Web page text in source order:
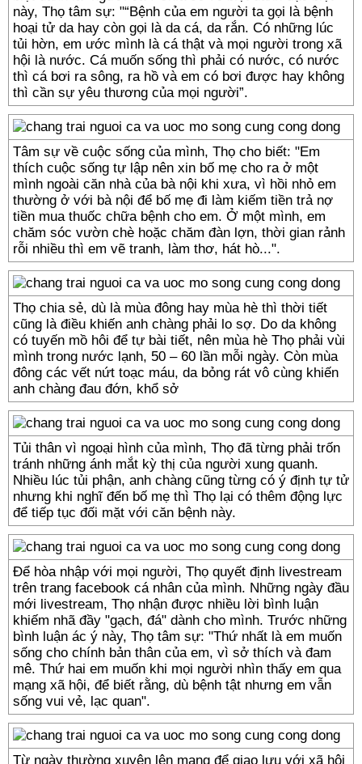
này, Thọ tâm sự: "“Bệnh của em người ta gọi là bệnh
hoại tử da hay còn gọi là da cá, da rắn. Có những lúc
tủi hờn, em ước mình là cá thật và mọi người trong xã
hội là nước. Cá muốn sống thì phải có nước, có nước
thì cá bơi ra sông, ra hồ và em có bơi được hay không
thì cần sự yêu thương của mọi người”.
Tâm sự về cuộc sống của mình, Thọ cho biết: "Em
thích cuộc sống tự lập nên xin bố mẹ cho ra ở một
mình ngoài căn nhà của bà nội khi xưa, vì hồi nhỏ em
thường ở với bà nội để bố mẹ đi làm kiếm tiền trả nợ
tiền mua thuốc chữa bệnh cho em. Ở một mình, em
chăm sóc vườn chè hoặc chăm đàn lợn, thời gian rảnh
rỗi nhiều thì em vẽ tranh, làm thơ, hát hò...".
Thọ chia sẻ, dù là mùa đông hay mùa hè thì thời tiết
cũng là điều khiến anh chàng phải lo sợ. Do da không
có tuyến mồ hôi để tự bài tiết, nên mùa hè Thọ phải vùi
mình trong nước lạnh, 50 – 60 lần mỗi ngày. Còn mùa
đông các vết nứt toạc máu, da bỏng rát vô cùng khiến
anh chàng đau đớn, khổ sở
Tủi thân vì ngoại hình của mình, Thọ đã từng phải trốn
tránh những ánh mắt kỳ thị của người xung quanh.
Nhiều lúc tủi phận, anh chàng cũng từng có ý định tự tử
nhưng khi nghĩ đến bố mẹ thì Thọ lại có thêm động lực
để tiếp tục đối mặt với căn bệnh này.
Để hòa nhập với mọi người, Thọ quyết định livestream
trên trang facebook cá nhân của mình. Những ngày đầu
mới livestream, Thọ nhận được nhiều lời bình luận
khiếm nhã đầy "gạch, đá" dành cho mình. Trước những
bình luận ác ý này, Thọ tâm sự: "Thứ nhất là em muốn
sống cho chính bản thân của em, vì sở thích và đam
mê. Thứ hai em muốn khi mọi người nhìn thấy em qua
mạng xã hội, để biết rằng, dù bệnh tật nhưng em vẫn
sống vui vẻ, lạc quan".
Từ ngày thường xuyên lên mạng để giao lưu với xã hội